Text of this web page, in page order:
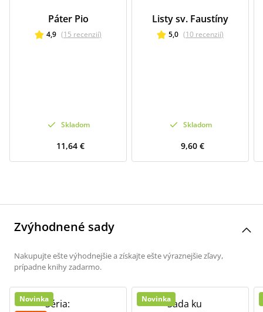
Páter Pio
4,9 (15 recenzií)
Skladom
11,64 €
Listy sv. Faustíny
5,0 (10 recenzií)
Skladom
9,60 €
Zvýhodnené sady
Nakupujte ešte výhodnejšie a získajte ešte výraznejšie zľavy,
prípadne knihy zadarmo.
Novinka
Novinka